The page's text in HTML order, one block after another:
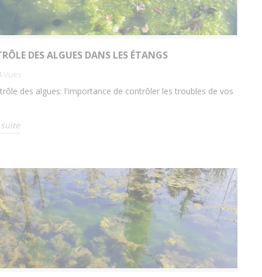
les 9
Carpe amour ou amour blanc :
découvrez-les !
8098vues
Découvrez dans cet article les bénéfices et
les risques de l’introduction des carpes
chinoises dans votre étang :...
Lire la suite
DES ALGUES DANS LES ÉTANGS
Vues
des algues: l'importance de contrôler les troubles de vos